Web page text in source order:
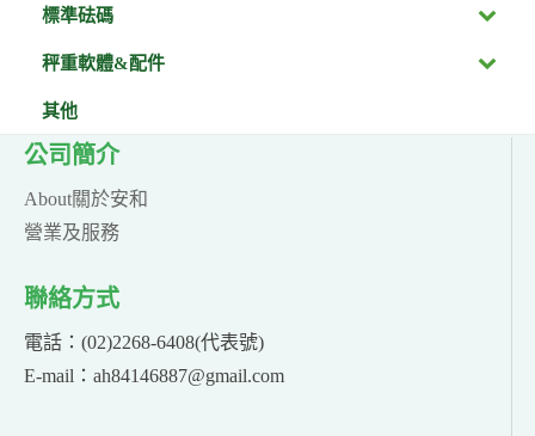
標準砝碼
秤重軟體&配件
其他
公司簡介
About關於安和
營業及服務
聯絡方式
電話：(02)2268-6408(代表號)
E-mail：ah84146887@gmail.com